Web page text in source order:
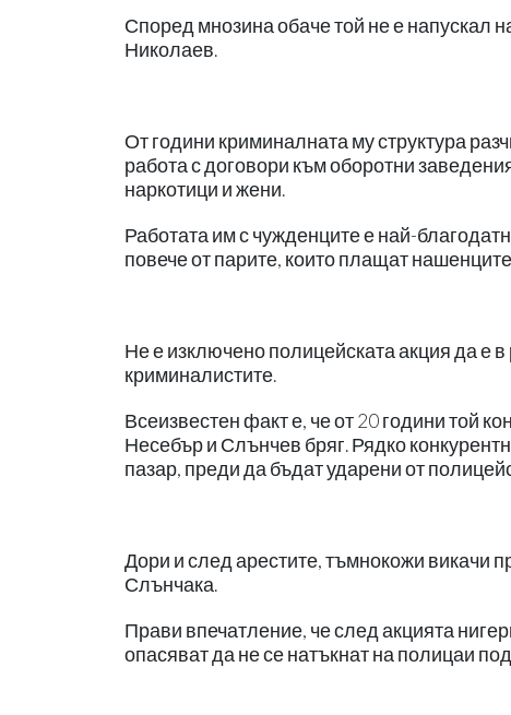
Според мнозина обаче той не е напускал
Николаев.
От години криминалната му структура
работа с договори към оборотни
наркотици и жени.
Работата им с чужденците е най-
повече от парите, които плащат
Не е изключено полицейската акция да е
криминалистите.
Всеизвестен факт е, че от 20 години той
Несебър и Слънчев бряг. Рядко
пазар, преди да бъдат ударени от
Дори и след арестите, тъмнокожи викачи
Слънчака.
Прави впечатление, че след акцията
опасяват да не се натъкнат на полицаи